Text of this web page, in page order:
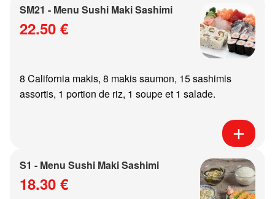
SM21 - Menu Sushi Maki Sashimi
22.50 €
8 California makis, 8 makis saumon, 15 sashimis
assortis, 1 portion de riz, 1 soupe et 1 salade.
S1 - Menu Sushi Maki Sashimi
18.30 €